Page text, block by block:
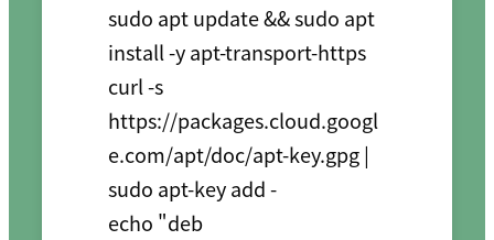
sudo apt update && sudo apt
install -y apt-transport-https
curl -s
https://packages.cloud.googl
e.com/apt/doc/apt-key.gpg |
sudo apt-key add -
echo "deb